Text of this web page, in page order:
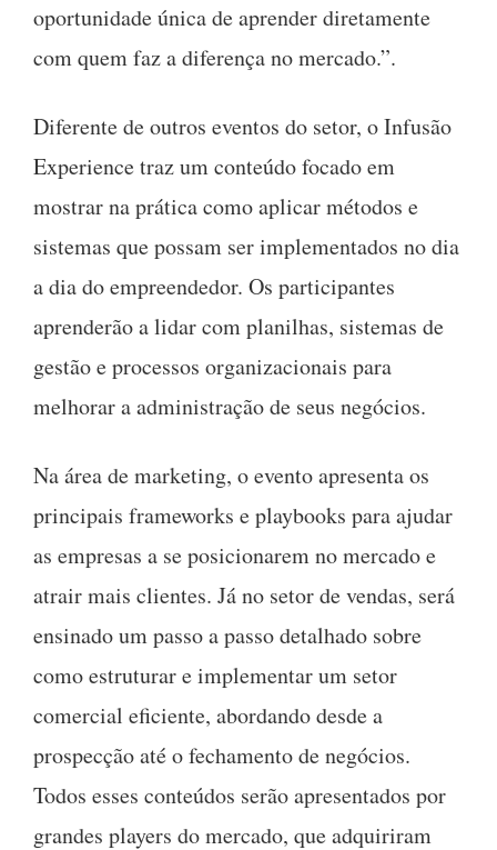
oportunidade única de aprender diretamente
com quem faz a diferença no mercado.”.
Diferente de outros eventos do setor, o Infusão
Experience traz um conteúdo focado em
mostrar na prática como aplicar métodos e
sistemas que possam ser implementados no dia
a dia do empreendedor. Os participantes
aprenderão a lidar com planilhas, sistemas de
gestão e processos organizacionais para
melhorar a administração de seus negócios.
Na área de marketing, o evento apresenta os
principais frameworks e playbooks para ajudar
as empresas a se posicionarem no mercado e
atrair mais clientes. Já no setor de vendas, será
ensinado um passo a passo detalhado sobre
como estruturar e implementar um setor
comercial eficiente, abordando desde a
prospecção até o fechamento de negócios.
Todos esses conteúdos serão apresentados por
grandes players do mercado, que adquiriram